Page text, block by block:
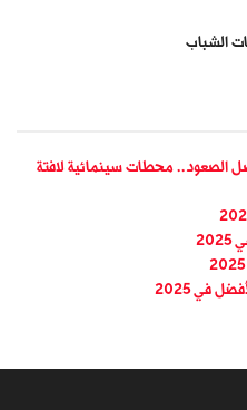
الشباب
الصعود.. محطات سينمائية لافتة
في 2025